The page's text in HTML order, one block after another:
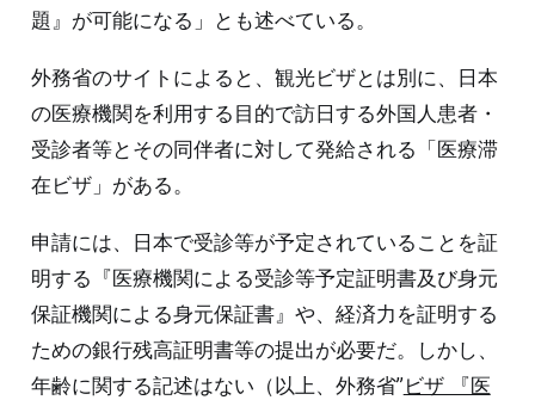
題』が可能になる」とも述べている。
外務省のサイトによると、観光ビザとは別に、日本
の医療機関を利用する目的で訪日する外国人患者・
受診者等とその同伴者に対して発給される「医療滞
在ビザ」がある。
申請には、日本で受診等が予定されていることを証
明する『医療機関による受診等予定証明書及び身元
保証機関による身元保証書』や、経済力を証明する
ための銀行残高証明書等の提出が必要だ。しかし、
年齢に関する記述はない（以上、外務省”ビザ 『医